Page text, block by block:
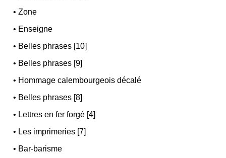
•Zone
• Enseigne
• Belles phrases [10]
• Belles phrases [9]
• Hommage calembourgeois décalé
• Belles phrases [8]
• Lettres en fer forgé [4]
• Les imprimeries [7]
• Bar-barisme